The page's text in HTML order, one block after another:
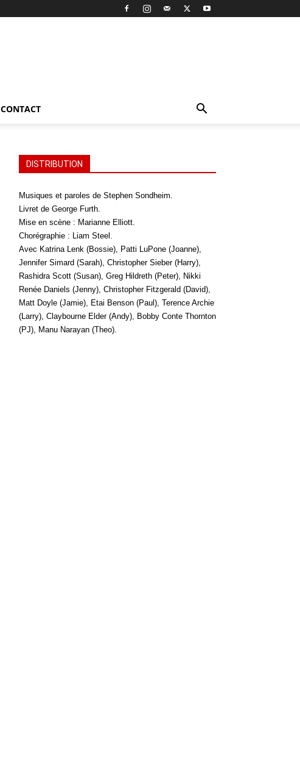
CONTACT
DISTRIBUTION
Musiques et paroles de Stephen Sondheim.
Livret de George Furth.
Mise en scène : Marianne Elliott.
Chorégraphie : Liam Steel.
Avec Katrina Lenk (Bossie), Patti LuPone (Joanne),
Jennifer Simard (Sarah), Christopher Sieber (Harry),
Rashidra Scott (Susan), Greg Hildreth (Peter), Nikki
Renée Daniels (Jenny), Christopher Fitzgerald (David),
Matt Doyle (Jamie), Etai Benson (Paul), Terence Archie
(Larry), Claybourne Elder (Andy), Bobby Conte Thornton
(PJ), Manu Narayan (Theo).